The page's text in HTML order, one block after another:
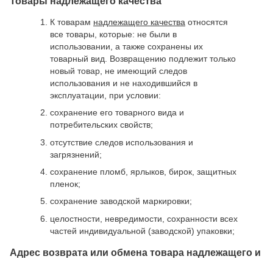
К товарам надлежащего качества относятся
все товары, которые: не были в
использовании, а также сохранены их
товарный вид. Возвращению подлежит только
новый товар, не имеющий следов
использования и не находившийся в
эксплуатации, при условии:
сохранение его товарного вида и
потребительских свойств;
отсутствие следов использования и
загрязнений;
сохранение пломб, ярлыков, бирок, защитных
пленок;
сохранение заводской маркировки;
целостности, невредимости, сохранности всех
частей индивидуальной (заводской) упаковки;
Адрес возврата или обмена товара надлежащего и